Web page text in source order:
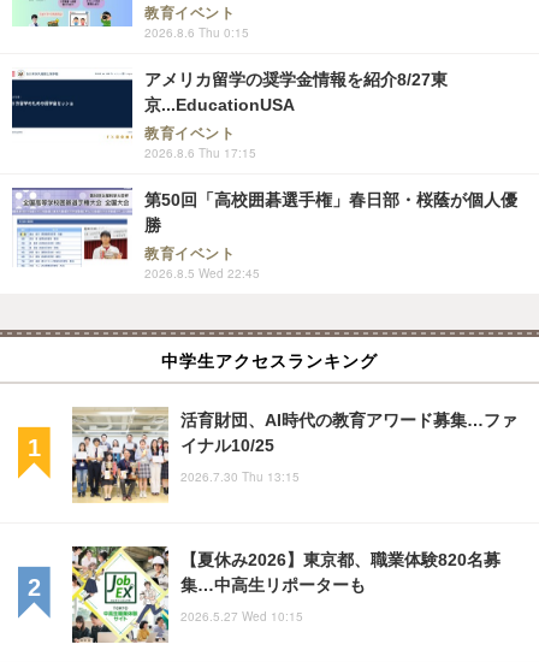
教育イベント
2026.8.6 Thu 0:15
アメリカ留学の奨学金情報を紹介8/27東
京...EducationUSA
教育イベント
2026.8.6 Thu 17:15
第50回「高校囲碁選手権」春日部・桜蔭が個人優
勝
教育イベント
2026.8.5 Wed 22:45
中学生アクセスランキング
活育財団、AI時代の教育アワード募集…ファ
イナル10/25
2026.7.30 Thu 13:15
【夏休み2026】東京都、職業体験820名募
集…中高生リポーターも
2026.5.27 Wed 10:15